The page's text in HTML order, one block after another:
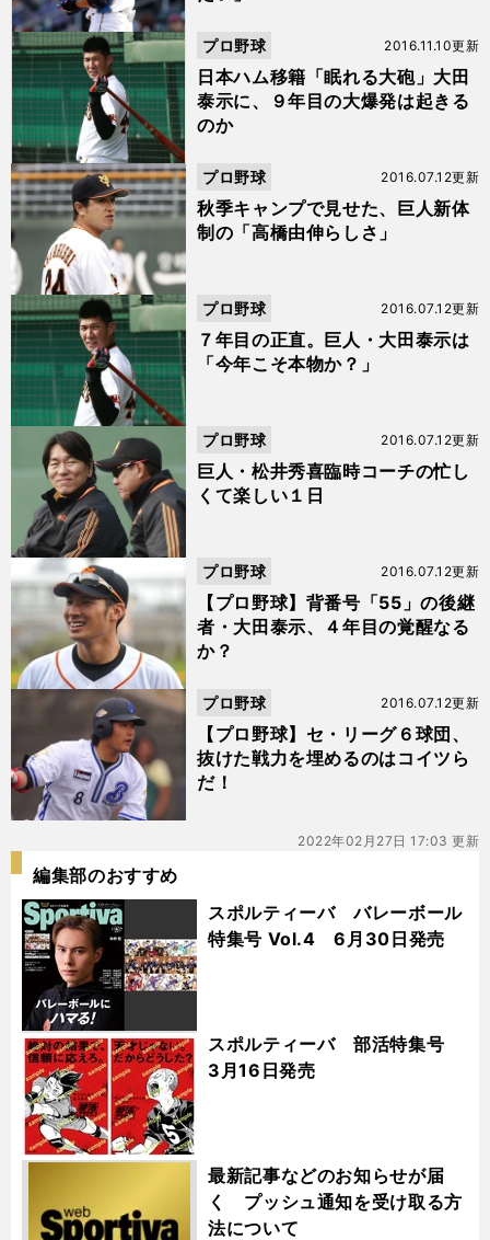
日本ハム移籍「眠れる大砲」大田
泰示に、９年目の大爆発は起きる
のか
2016.11.10更新
プロ野球
秋季キャンプで見せた、巨人新体
制の「高橋由伸らしさ」
2016.07.12更新
プロ野球
７年目の正直。巨人・大田泰示は
「今年こそ本物か？」
2016.07.12更新
プロ野球
巨人・松井秀喜臨時コーチの忙し
くて楽しい１日
2016.07.12更新
プロ野球
【プロ野球】背番号「55」の後継
者・大田泰示、４年目の覚醒なる
か？
2016.07.12更新
プロ野球
【プロ野球】セ・リーグ６球団、
抜けた戦力を埋めるのはコイツら
だ！
2016.07.12更新
プロ野球
2022年02月27日 17:03 更新
編集部のおすすめ
スポルティーバ バレーボール
特集号 Vol.4 6月30日発売
スポルティーバ 部活特集号
3月16日発売
最新記事などのお知らせが届
く プッシュ通知を受け取る方
法について